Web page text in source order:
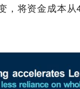
，将资金成本